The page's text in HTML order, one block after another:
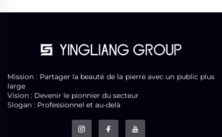
Mission : Partager la beauté de la pierre avec un public plus
large
Vision : Devenir le pionnier du secteur
Slogan : Professionnel et au-delà